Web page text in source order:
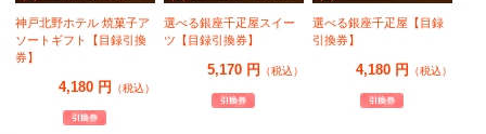
神戸北野ホテル 焼菓子ア
ソートギフト【目録引換
券】
4,180 円 （税込）
選べる銀座千疋屋スイー
ツ【目録引換券】
5,170 円 （税込）
選べる銀座千疋屋【目録
引換券】
4,180 円 （税込）